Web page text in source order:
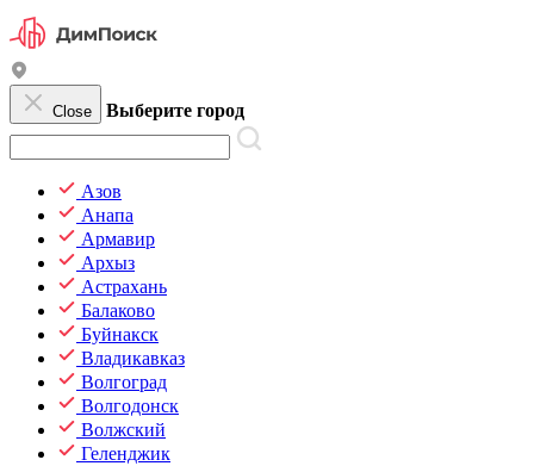
Close Выберите город
Азов
Анапа
Армавир
Архыз
Астрахань
Балаково
Буйнакск
Владикавказ
Волгоград
Волгодонск
Волжский
Геленджик